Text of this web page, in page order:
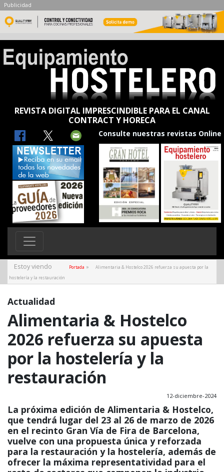
Publicidad
REVISTA DIGITAL IMPRESCINDIBLE PARA EL CANAL
CONTRACT Y HORECA
Consulte nuestras revistas Online
Estoy viendo Portada »
Alimentaria & Hostelco 2026 refuerza su apuesta por la
hostelería y la restauración
Actualidad
Alimentaria & Hostelco
2026 refuerza su apuesta
por la hostelería y la
restauración
12-diciembre-2024
La próxima edición de Alimentaria & Hostelco,
que tendrá lugar del 23 al 26 de marzo de 2026
en el recinto Gran Vía de Fira de Barcelona,
vuelve con una propuesta única y reforzada
para la restauración y la hostelería, además de
ofrecer la máxima representatividad para el